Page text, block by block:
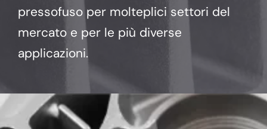
pressofuso per molteplici settori del
mercato e per le più diverse
applicazioni.